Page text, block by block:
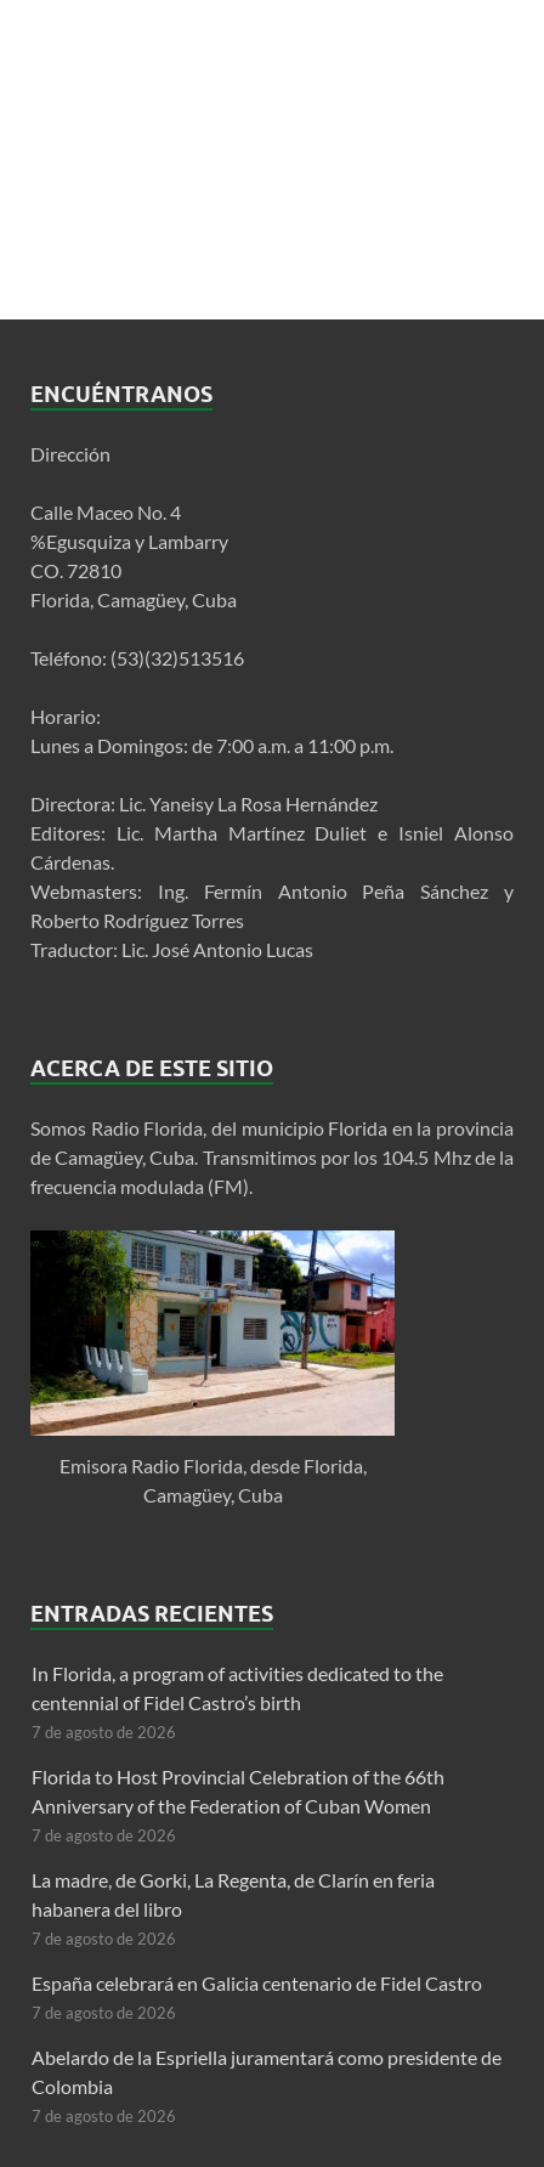
ENCUÉNTRANOS
Dirección
Calle Maceo No. 4
%Egusquiza y Lambarry
CO. 72810
Florida, Camagüey, Cuba
Teléfono: (53)(32)513516
Horario:
Lunes a Domingos: de 7:00 a.m. a 11:00 p.m.
Directora: Lic. Yaneisy La Rosa Hernández
Editores: Lic. Martha Martínez Duliet e Isniel Alonso
Cárdenas.
Webmasters: Ing. Fermín Antonio Peña Sánchez y
Roberto Rodríguez Torres
Traductor: Lic. José Antonio Lucas
ACERCA DE ESTE SITIO
Somos Radio Florida, del municipio Florida en la provincia
de Camagüey, Cuba. Transmitimos por los 104.5 Mhz de la
frecuencia modulada (FM).
Emisora Radio Florida, desde Florida,
Camagüey, Cuba
ENTRADAS RECIENTES
In Florida, a program of activities dedicated to the
centennial of Fidel Castro’s birth
7 de agosto de 2026
Florida to Host Provincial Celebration of the 66th
Anniversary of the Federation of Cuban Women
7 de agosto de 2026
La madre, de Gorki, La Regenta, de Clarín en feria
habanera del libro
7 de agosto de 2026
España celebrará en Galicia centenario de Fidel Castro
7 de agosto de 2026
Abelardo de la Espriella juramentará como presidente de
Colombia
7 de agosto de 2026